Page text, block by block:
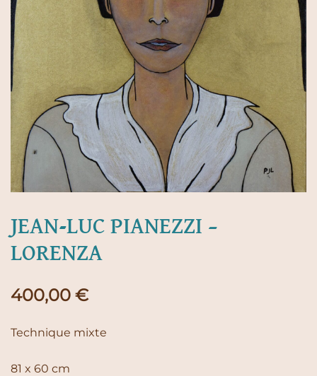
JEAN-LUC PIANEZZI –
LORENZA
400,00 €
Technique mixte
81 x 60 cm